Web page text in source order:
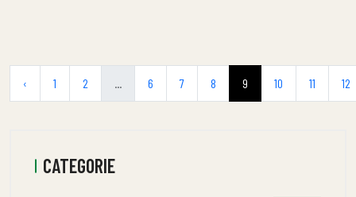
‹ 1 2 ... 6 7 8 9 10 11 12
CATEGORIE